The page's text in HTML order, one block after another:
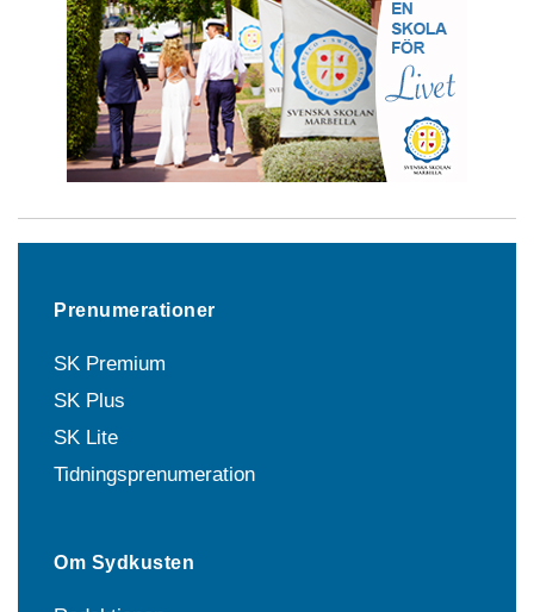
Prenumerationer
SK Premium
SK Plus
SK Lite
Tidningsprenumeration
Om Sydkusten